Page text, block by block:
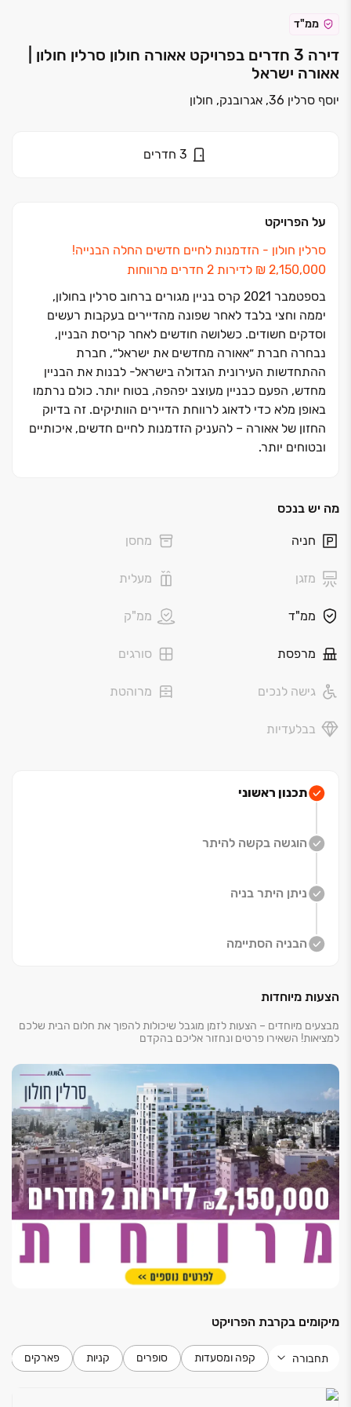
ממ"ד
דירה 3 חדרים בפרויקט אאורה חולון סרלין חולון |
אאורה ישראל
יוסף סרלין 36, אגרובנק, חולון
3 חדרים
על הפרויקט
סרלין חולון ‏- הזדמנות לחיים חדשים החלה הבנייה!
בספטמבר ‏2021 קרס בניין מגורים ברחוב סרלין בחולון,
יממה וחצי בלבד לאחר שפונה מהדיירים בעקבות רעשים
וסדקים חשודים. כשלושה חודשים לאחר קריסת הבניין,
נבחרה חברת ״אאורה מחדשים את ישראל״, חברת
ההתחדשות העירונית הגדולה בישראל- לבנות את הבניין
מחדש, הפעם כבניין מעוצב יפהפה, בטוח יותר. כולם נרתמו
באופן מלא כדי לדאוג לרווחת הדיירים הוותיקים. זה בדיוק
החזון של אאורה ‏– להעניק הזדמנות לחיים חדשים, איכותיים
ובטוחים יותר.
תמהיל הדירות החדשות מתאים לצעירים, זוגות ומשפחות
הבניין תפותח ותשודרג ללא הכר, והבניין יתנשא גבוה מעל
סרלין, סוקולוב ושדרות קוגל, והיא אחת מחמש השכונות
חולון״ ממוקם במזרח השכונה המבוקשת, וצופה לעבר בית
וירוקים. השכונה מאופיינת ברחובות רחבים ושקטים ובבנייה
ובין-עירוניים. המיקום המצוין מספק גישה מהירה ונוחה
הערים השכנות ולשאר מוקדי העניין בכל רחבי גוש דן. לאורך
תוואי הקו הירוק, ייבנו מסלולים ייעודיים לרוכבי דו-גלגלי
מה יש בנכס
חניה מחסן
מזגן מעלית
ממ"ד ממ"ק
מרפסת סורגים
גישה לנכים מרוהטת
בבלעדיות
תכנון ראשוני
הוגשה בקשה להיתר
ניתן היתר בניה
הבניה הסתיימה
הצעות מיוחדות
מבצעים מיוחדים – הצעות לזמן מוגבל שיכולות להפוך את חלום הבית שלכם
למציאות! השאירו פרטים ונחזור אליכם בהקדם
מיקומים בקרבת הפרויקט
תחבורה קפה ומסעדות סופרים קניות פארקים